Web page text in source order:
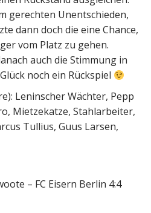
gerechten Unentschieden,
dann doch die eine Chance,
vom Platz zu gehen.
auch die Stimmung in
noch ein Rückspiel
Leninscher Wächter, Pepp
Mietzekatze, Stahlarbeiter,
Tullius, Guus Larsen,
– FC Eisern Berlin 4:4